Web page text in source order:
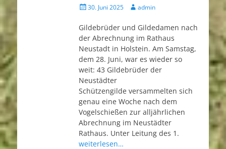
Veröffentlicht
30. Juni 2025 Autoradmin
Gildebrüder und Gildedamen nach
der Abrechnung im Rathaus
Neustadt in Holstein. Am Samstag,
dem 28. Juni, war es wieder so
weit: 43 Gildebrüder der
Neustädter
Schützengilde versammelten sich
genau eine Woche nach dem
Vogelschießen zur alljährlichen
Abrechnung im Neustädter
Rathaus. Unter Leitung des 1.
weiterlesen…